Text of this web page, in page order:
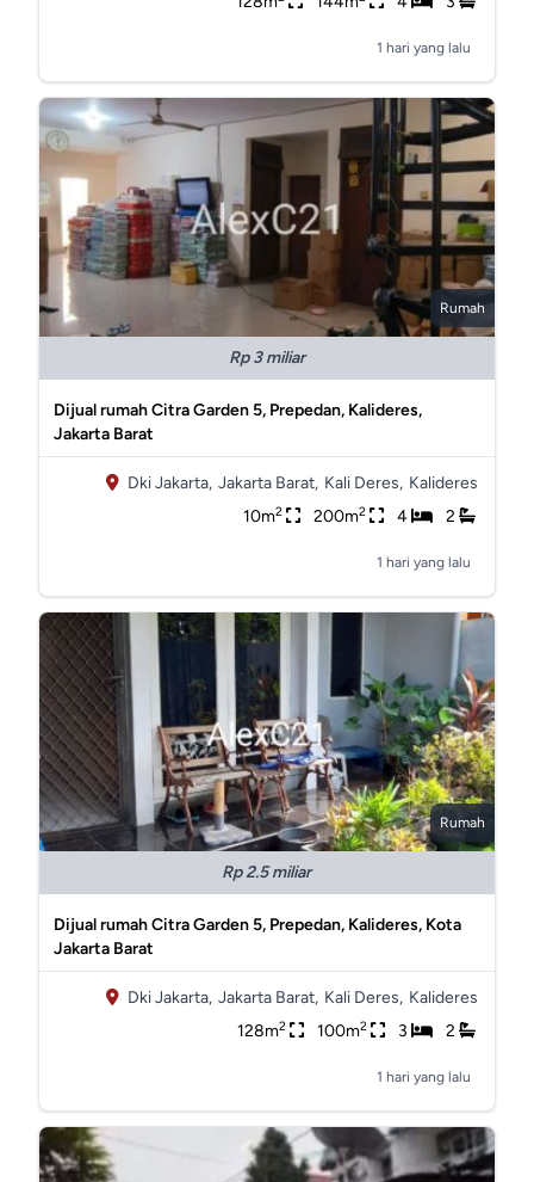
1 hari yang lalu
Rumah
Rp 3 miliar
Dijual rumah Citra Garden 5, Prepedan, Kalideres,
Jakarta Barat
Dki Jakarta, Jakarta Barat, Kali Deres, Kalideres
10m2 200m2 4 2
1 hari yang lalu
Rumah
Rp 2.5 miliar
Dijual rumah Citra Garden 5, Prepedan, Kalideres, Kota
Jakarta Barat
Dki Jakarta, Jakarta Barat, Kali Deres, Kalideres
128m2 100m2 3 2
1 hari yang lalu